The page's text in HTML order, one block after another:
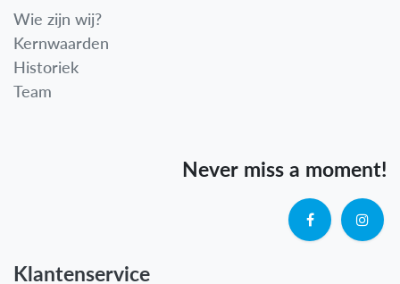
Wie zijn wij?
Kernwaarden
Historiek
Team
Never miss a moment!
Klantenservice